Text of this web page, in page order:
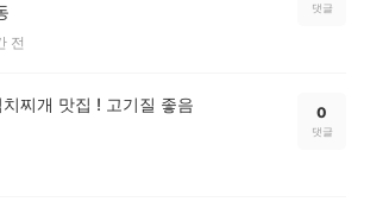
전
댓글
찌개 맛집 ! 고기질 좋음 0
댓글